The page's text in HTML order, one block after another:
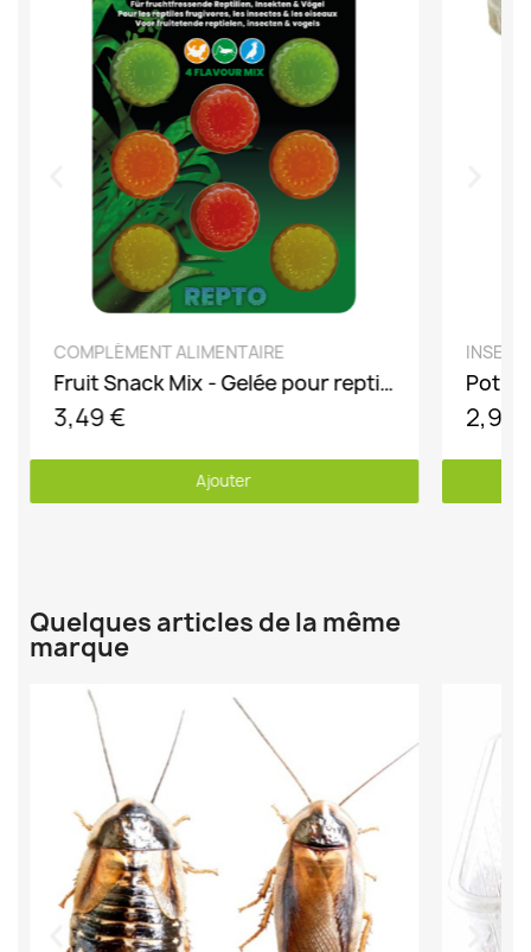
DÉCOUVRIR
COMPLÉMENT ALIMENTAIRE
Fruit Snack Mix - Gelée pour reptile oiseau insecte
3,49 €
Ajouter
2,90
Quelques articles de la même
marque